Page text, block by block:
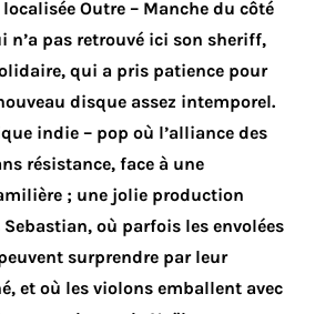
Outre – Manche du côté
n’a pas retrouvé ici son sheriff,
qui a pris patience pour
disque assez intemporel.
indie – pop où l’alliance des
résistance, face à une
; une jolie production
où parfois les envolées
surprendre par leur
et où les violons emballent avec